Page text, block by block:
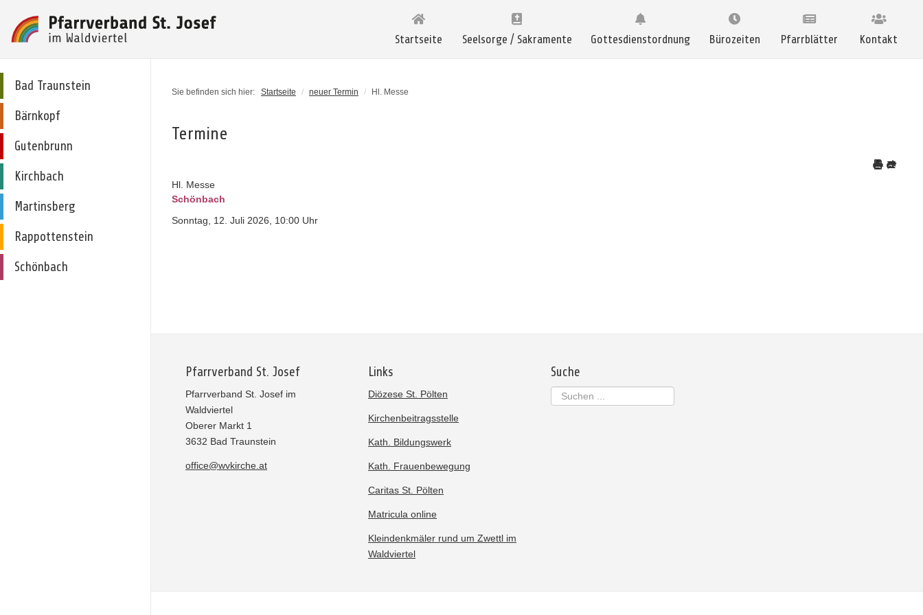
Startseite Seelsorge / Sakramente Gottesdienstordnung Bürozeiten Pfarrblätter Kontakt
Bad Traunstein
Bärnkopf
Gutenbrunn
Kirchbach
Martinsberg
Rappottenstein
Schönbach
Sie befinden sich hier: Startseite / neuer Termin / Hl. Messe
Termine
Hl. Messe
Schönbach
Sonntag, 12. Juli 2026, 10:00 Uhr
Pfarrverband St. Josef
Pfarrverband St. Josef im
Waldviertel
Oberer Markt 1
3632 Bad Traunstein
office@wvkirche.at
Links
Diözese St. Pölten
Kirchenbeitragsstelle
Kath. Bildungswerk
Kath. Frauenbewegung
Caritas St. Pölten
Matricula online
Kleindenkmäler rund um Zwettl im
Waldviertel
Suche
Suchen
...